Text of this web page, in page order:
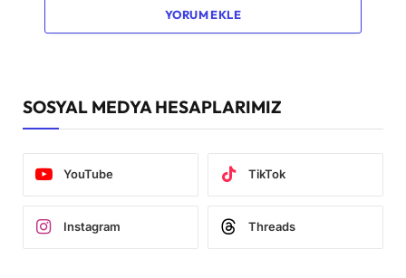
YORUM EKLE
SOSYAL MEDYA HESAPLARIMIZ
YouTube TikTok
Instagram Threads